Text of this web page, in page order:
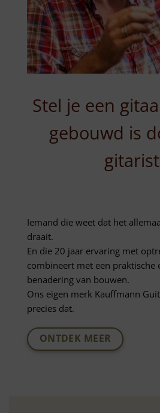
Stel je een
gebouwd is
Iemand die weet dat het
draait.
En die 20 jaar ervaring met
combineert met een praktische
benadering van bouwen.
Ons eigen merk Kauffmann
precies dat.
ONTDEK MEER